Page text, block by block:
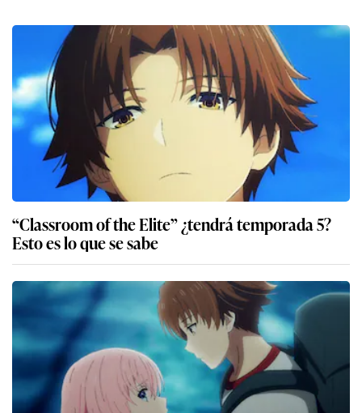
“Classroom of the Elite” ¿tendrá temporada 5?
Esto es lo que se sabe